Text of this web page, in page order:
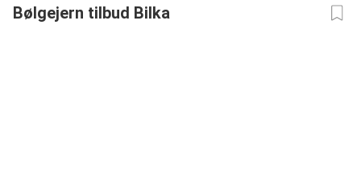
Bølgejern tilbud Bilka